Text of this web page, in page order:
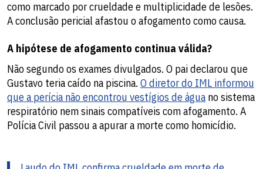
como marcado por crueldade e multiplicidade de lesões.
A conclusão pericial afastou o afogamento como causa.
A hipótese de afogamento continua válida?
Não segundo os exames divulgados. O pai declarou que
Gustavo teria caído na piscina. O diretor do IML informou
que a perícia não encontrou vestígios de água no sistema
respiratório nem sinais compatíveis com afogamento. A
Polícia Civil passou a apurar a morte como homicídio.